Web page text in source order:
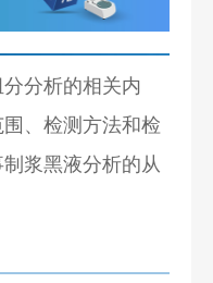
分析的相关内
、检测方法和检
浆黑液分析的从